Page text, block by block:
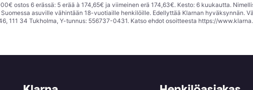
ostos 6 erässä: 5 erää à 174,65€ ja viimeinen erä 174,63€. Kesto: 6 kuukautta.
asuville vähintään 18-vuotiaille henkilöille. Edellyttää Klarnan hyväksynnän.
111 34 Tukholma, Y-tunnus: 556737-0431. Katso ehdot osoitteesta https://